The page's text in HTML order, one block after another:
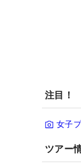
注目！
女子
ツアー